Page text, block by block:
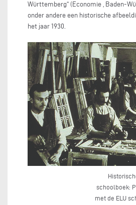
Württemberg“ (Economie , Baden-
onder andere een historische
het jaar 1930.
schoolboek:
met de ELU